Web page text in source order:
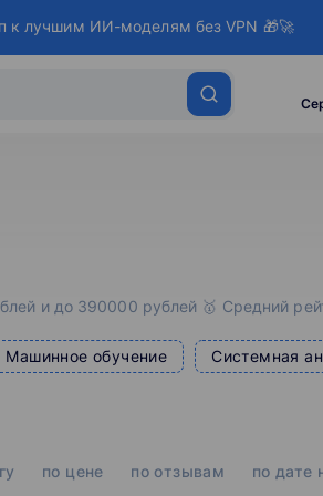
к лучшим ИИ-моделям без VPN 🎁🚀
и до 390000 рублей 🥇 Средний
Машинное обучение Системная
по цене по отзывам по дате